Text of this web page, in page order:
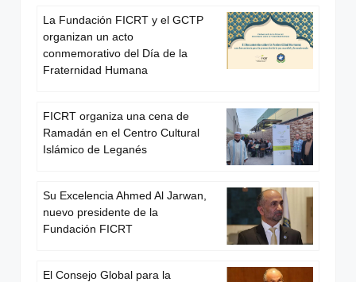
La Fundación FICRT y el GCTP
organizan un acto
conmemorativo del Día de la
Fraternidad Humana
FICRT organiza una cena de
Ramadán en el Centro Cultural
Islámico de Leganés
Su Excelencia Ahmed Al Jarwan,
nuevo presidente de la
Fundación FICRT
El Consejo Global para la